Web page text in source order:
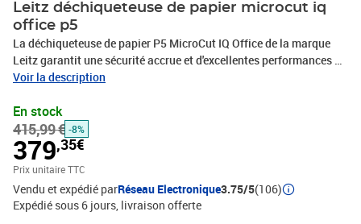
Leitz déchiqueteuse de papier microcut iq
office p5
La déchiqueteuse de papier P5 MicroCut IQ Office de la marque
Leitz garantit une sécurité accrue et d'excellentes performances de
déchiquetage. De plus, avec son design élégant et son
espace de travail ! Elle est capable de déchiqueter
automatiquement jusqu'à 10 feuilles de papier (d'une épaisseur de
80 g / m2) en morceaux de coupe croisée P-5 (2 x 15 mm) avec un
temps de fonctionnement en continu de 2 heures. De plus, cette
machine dispose d'un bac de 23 L pouvant contenir jusqu'à 250
feuilles A4. Avec la déchiqueteuse de bureau Leitz, vous n'avez
jamais besoin de dépanner vous-même, car la déchiqueteuse
Voir la description
En stock
415,99 € -8%
379,35€
Prix unitaire TTC
Vendu et expédié parRéseau Electronique3.75/5(106)
Expédié sous 6 jours livraison offerte